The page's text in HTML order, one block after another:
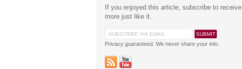
If you enjoyed this article, subscribe to receive
more just like it.
Privacy guaranteed. We never share your info.